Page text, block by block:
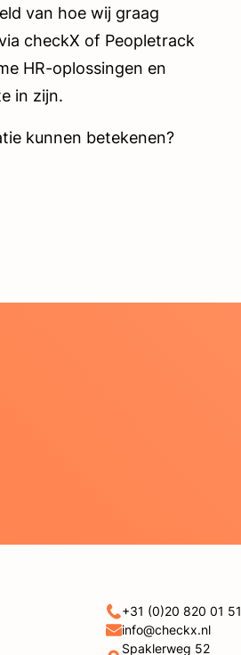
van hoe wij graag
checkX of Peopletrack
HR-oplossingen en
in zijn.
kunnen betekenen?
+31 (0)20 820 01 51
info@checkx.nl
Spaklerweg 52